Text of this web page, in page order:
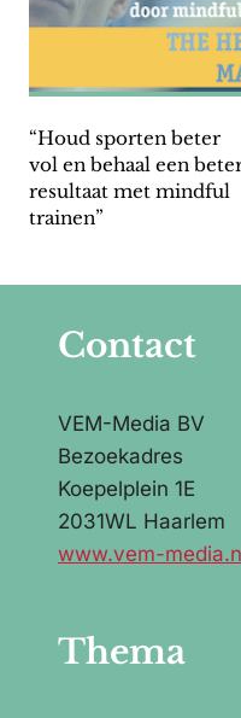
“Houd sporten beter
vol en behaal een
resultaat met mindful
trainen”
Contact
VEM-Media BV
Bezoekadres
Koepelplein 1E
2031WL Haarlem
www.vem-
Thema